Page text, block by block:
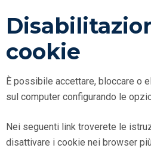
cookie
È possibile accettare, bloccare o
sul computer configurando le
Nei seguenti link troverete le
disattivare i cookie nei browser